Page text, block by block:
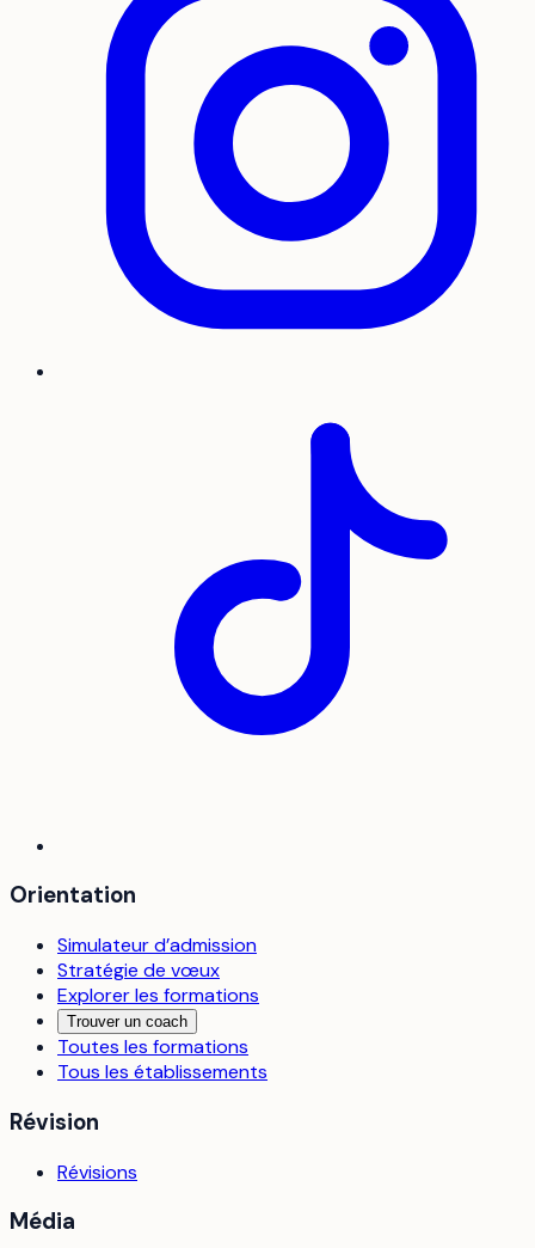
Orientation
Simulateur d’admission
Stratégie de vœux
Explorer les formations
Trouver un coach
Toutes les formations
Tous les établissements
Révision
Révisions
Média